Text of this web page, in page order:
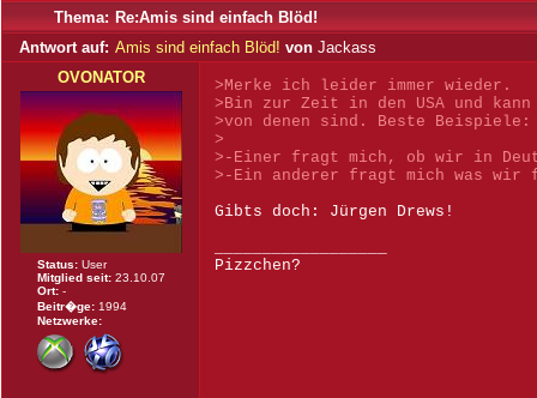
Thema: Re:Amis sind einfach Blöd!
Antwort auf: Amis sind einfach Blöd! von Jackass
OVONATOR
Status: User
Mitglied seit: 23.10.07
Ort: -
Beitr�ge: 1994
Netzwerke:
>Merke ich leider immer wieder.
>Bin zur Zeit in den USA und
>von denen sind. Beste Beispiele:
>
>-Einer fragt mich, ob wir in
>-Ein anderer fragt mich was wir
Gibts doch: Jürgen Drews!
Pizzchen?